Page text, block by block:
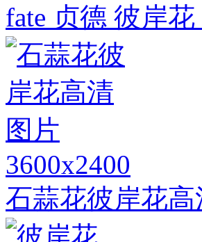
fate 贞德 彼岸
3600x2400
石蒜花彼岸花高